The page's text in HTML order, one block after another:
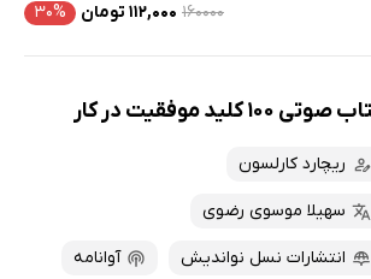
۱۶۰۰۰۰ ۱۱۲,۰۰۰ تومان ۳۰%
100 کلید موفقیت در کار
ریچارد کارلسون
سهیلا موسوی رضوی
انتشارات نسل نواندیش آوانامه